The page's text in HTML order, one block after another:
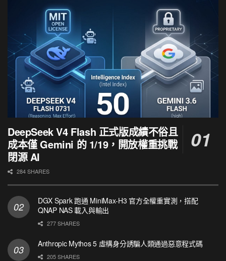
DeepSeek V4 Flash 正式版成績不俗且
成本僅 Gemini 的 1/19，開放權重挑戰
閉源 AI
284 SHARES
DGX Spark 跑通 MiniMax-H3 官方全權重實測，搭配
QNAP NAS 載入與輸出
277 SHARES
Anthropic Mythos 5 虛構身分誘騙人類通過惡意程式碼
205 SHARES